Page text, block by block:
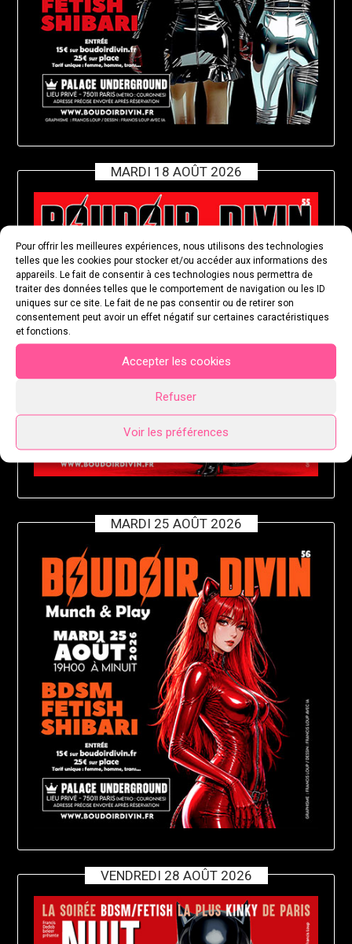
Pour offrir les meilleures expériences, nous utilisons des technologies
telles que les cookies pour stocker et/ou accéder aux informations des
appareils. Le fait de consentir à ces technologies nous permettra de
traiter des données telles que le comportement de navigation ou les ID
uniques sur ce site. Le fait de ne pas consentir ou de retirer son
consentement peut avoir un effet négatif sur certaines caractéristiques
et fonctions.
Accepter les cookies
Refuser
Voir les préférences
MARDI 18 AOÛT 2026
MARDI 25 AOÛT 2026
VENDREDI 28 AOÛT 2026